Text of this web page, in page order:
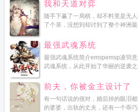
我和天道对弈
随手下赢了一局棋，却不料竟是无
了个亲，没想到却讨到了整个神洲
最强武魂系统
最强武魂系统简介emspemsp凌羽
武魂系统，从此开始了华丽的逆袭
前夫，你被金主设计了
有一句话说的很对，婚后掉的眼泪
的婆婆，出轨的丈夫，还有一个乖